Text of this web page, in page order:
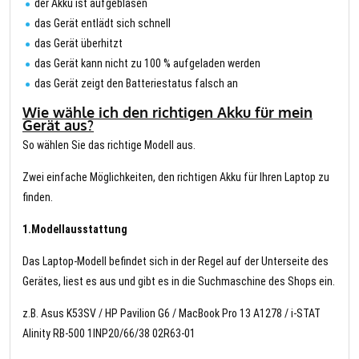
der Akku ist aufgeblasen
das Gerät entlädt sich schnell
das Gerät überhitzt
das Gerät kann nicht zu 100 % aufgeladen werden
das Gerät zeigt den Batteriestatus falsch an
Wie wähle ich den richtigen Akku für mein
Gerät aus?
So wählen Sie das richtige Modell aus.
Zwei einfache Möglichkeiten, den richtigen Akku für Ihren Laptop zu
finden.
1.Modellausstattung
Das Laptop-Modell befindet sich in der Regel auf der Unterseite des
Gerätes, liest es aus und gibt es in die Suchmaschine des Shops ein.
z.B. Asus K53SV / HP Pavilion G6 / MacBook Pro 13 A1278 / i-STAT
Alinity RB-500 1INP20/66/38 02R63-01